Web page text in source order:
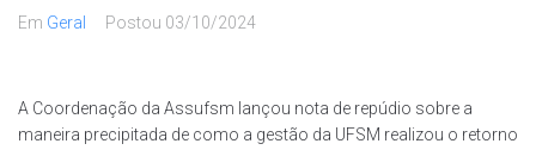
Em Geral Postou 03/10/2024
A Coordenação da Assufsm lançou nota de repúdio sobre a
maneira precipitada de como a gestão da UFSM realizou o retorno